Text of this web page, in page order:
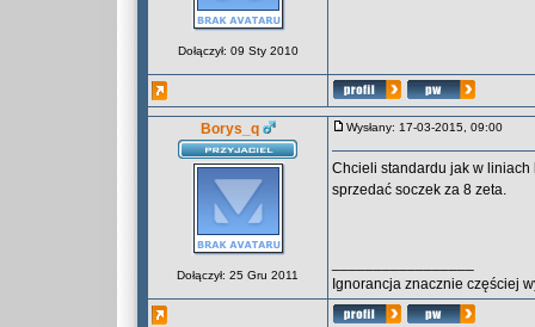
Dołączył: 09 Sty 2010
Borys_q
Dołączył: 25 Gru 2011
Wysłany: 17-03-2015, 09:00
Chcieli standardu jak w liniach
sprzedać soczek za 8 zeta.
Ignorancja znacznie częściej